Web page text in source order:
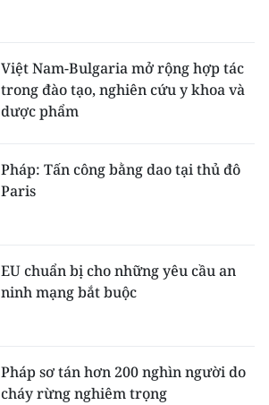
Việt Nam-Bulgaria mở rộng hợp tác
trong đào tạo, nghiên cứu y khoa và
dược phẩm
Pháp: Tấn công bằng dao tại thủ đô
Paris
EU chuẩn bị cho những yêu cầu an
ninh mạng bắt buộc
Pháp sơ tán hơn 200 nghìn người do
cháy rừng nghiêm trọng